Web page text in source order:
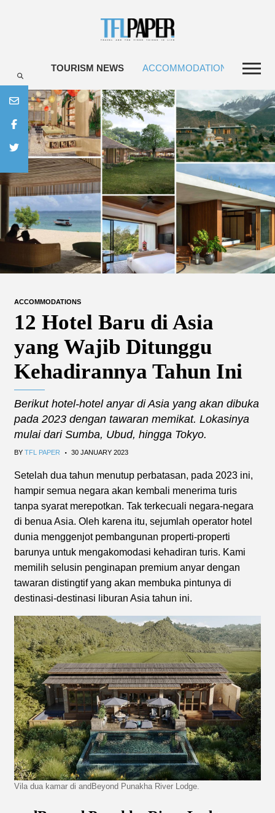
TOURISM NEWS ACCOMMODATIONS
ACCOMMODATIONS
12 Hotel Baru di Asia
yang Wajib Ditunggu
Kehadirannya Tahun Ini
Berikut hotel-hotel anyar di Asia yang akan dibuka
pada 2023 dengan tawaran memikat. Lokasinya
mulai dari Sumba, Ubud, hingga Tokyo.
BY TFL PAPER . 30 JANUARY 2023
Setelah dua tahun menutup perbatasan, pada 2023 ini,
hampir semua negara akan kembali menerima turis
tanpa syarat merepotkan. Tak terkecuali negara-negara
di benua Asia. Oleh karena itu, sejumlah operator hotel
dunia menggenjot pembangunan properti-properti
barunya untuk mengakomodasi kehadiran turis. Kami
memilih selusin penginapan premium anyar dengan
tawaran distingtif yang akan membuka pintunya di
destinasi-destinasi liburan Asia tahun ini.
Vila dua kamar di andBeyond Punakha River Lodge.